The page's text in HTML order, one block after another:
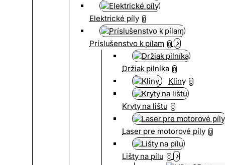
Elektrické píly 0
Príslušenstvo k pílam 0
Držiak pilníka 0
Kliny 0
Kryty na lištu 0
Laser pre motorové píly 0
Lišty na pílu 0